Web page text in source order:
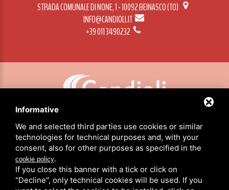
STRADA COMUNALE DI NONE, 1 - 10092 BEINASCO (TO)
INFO@CANDIOLI.IT
+39 011 3490232
CANDIOLI SRL: P.IVA/C.F. 10358790011 / SEDE: STRADA COMUNALE DI NONE, 1 - 10092 BEINASCO (TO)
HOME
PRODUCTOS
ACERCA DE NOSOTROS
Informative
We and selected third parties use cookies or similar
technologies for technical purposes and, with your
consent, also for other purposes as specified in the
cookie policy.
If you close this banner with a tick or click on
"Decline", only technical cookies will be used. If you